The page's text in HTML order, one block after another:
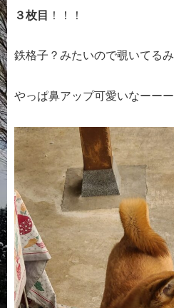
３枚目 ！！！
鉄格子？みたいので覗いてる
やっぱ鼻アップ可愛いなーー